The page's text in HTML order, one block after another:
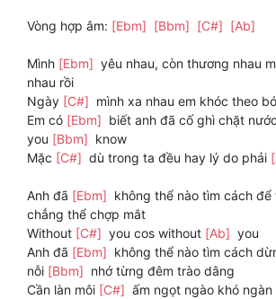
Vòng hợp âm: [Ebm] [Bbm] [C#] [Ab]
Mình [Ebm] yêu nhau, còn thương nhau
nhau rồi
Ngày [C#] mình xa nhau em khóc theo
Em có [Ebm] biết anh đã cố ghì chặt
you [Bbm] know
Mặc [C#] dù trong ta đều hay lý do phải
Anh đã [Ebm] không thể nào tìm cách để
chẳng thể chợp mắt
Without [C#] you cos without [Ab] you
Anh đã [Ebm] không thể nào tìm cách
nỗi [Bbm] nhớ từng đêm trào dâng
Cần làn môi [C#] ấm ngọt ngào khó ngàn